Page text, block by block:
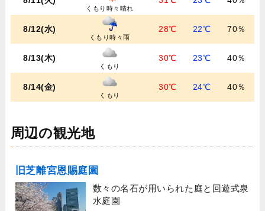
くもり時々晴れ
8/12(水)
くもり時々雨
28℃ 22℃ 70％
8/13(木)
くもり
30℃ 23℃ 40％
8/14(金)
くもり
30℃ 24℃ 40％
周辺の観光地
旧芝離宮恩賜庭園
数々の名石が用いられた庭と回遊式泉
水庭園